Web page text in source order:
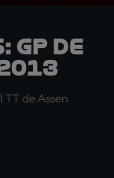
GP de
TT de Assen